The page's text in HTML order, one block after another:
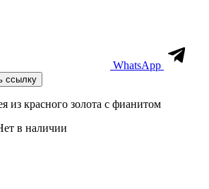
WhatsApp
ссылку
из красного золота с фианитом
в наличии